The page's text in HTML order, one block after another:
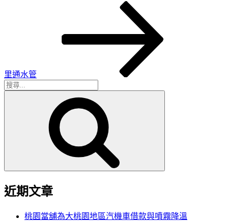
里通水管
搜
近期文章
桃園當舖為大桃園地區汽機車借款與噴霧降溫